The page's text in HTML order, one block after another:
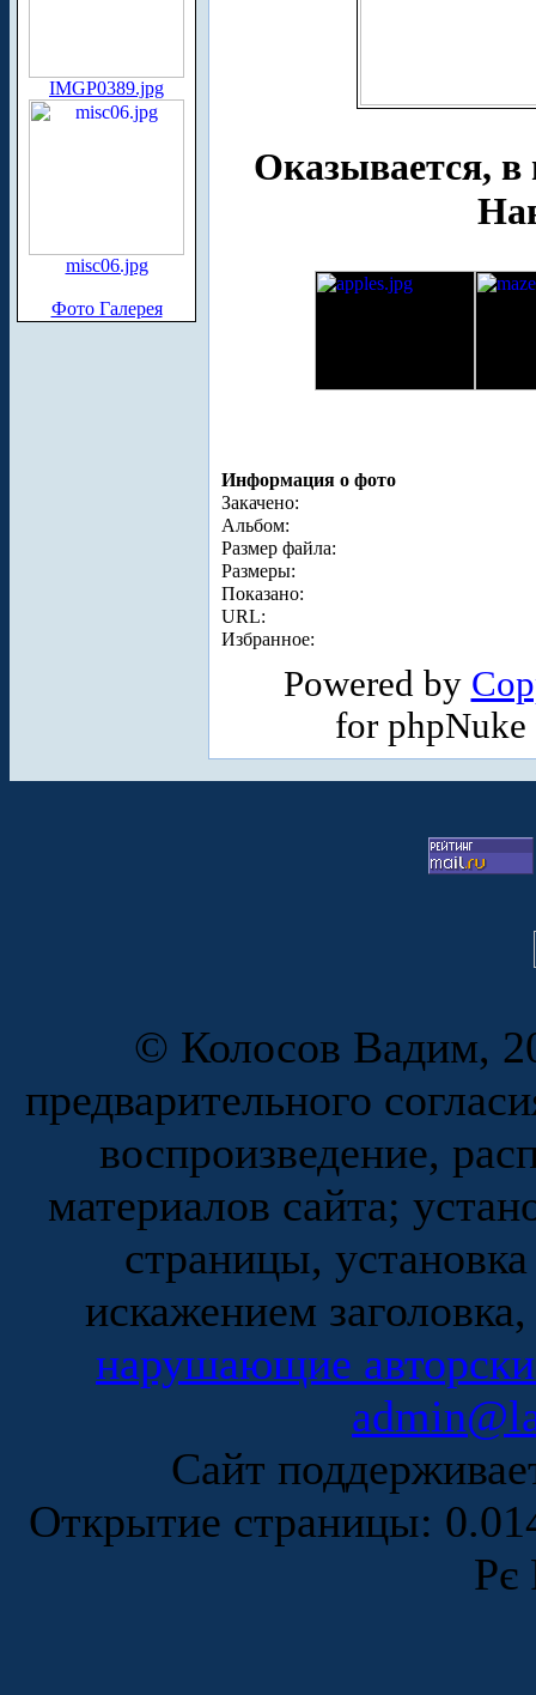
IMGP0389.jpg
misc06.jpg
Фото Галерея
Оказывается, в
Информация о фото
Закачено:
Альбом:
Размер файла:
Размеры:
Показано:
URL:
Избранное:
Powered by
for
© Колосов Вадим,
предварительного
воспроизведение,
материалов сайта;
страницы,
искажением
нарушающие
Сайт
Открытие страницы:
Рє